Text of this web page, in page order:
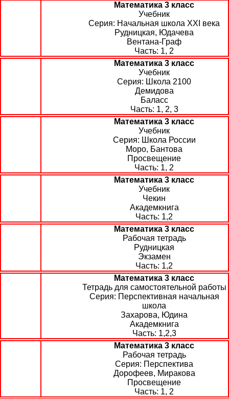
Математика 3 класс
Учебник
Начальная школа XXI века
Рудницкая, Юдачева
Вентана-Граф
1, 2
Математика 3 класс
Учебник
Школа 2100
Демидова
Баласс
1, 2, 3
Математика 3 класс
Учебник
Школа России
Моро, Бантова
Просвещение
1, 2
Математика 3 класс
Учебник
Чекин
Академкнига
1,2
Математика 3 класс
Рабочая тетрадь
Рудницкая
Экзамен
1,2
Математика 3 класс
Тетрадь для самостоятельной работы
Перспективная начальная
школа
Захарова, Юдина
Академкнига
1,2,3
Математика 3 класс
Рабочая тетрадь
Перспектива
Дорофеев, Миракова
Просвещение
1, 2